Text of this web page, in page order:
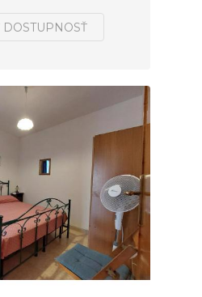
DOSTUPNOSŤ